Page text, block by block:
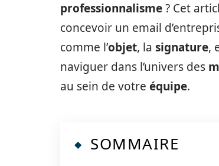
professionnalisme? Cet
concevoir un email
comme l’objet, la signature,
naviguer dans l’univers des
au sein de votre équipe.
SOMMAIRE